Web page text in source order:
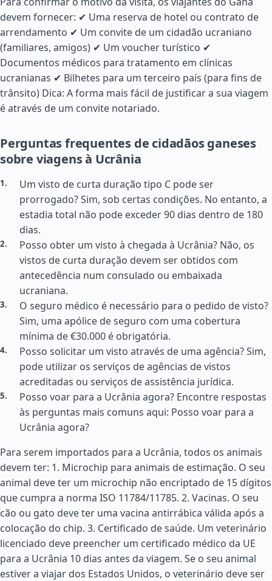
devem fornecer: ✔ Uma reserva de hotel ou contrato de
arrendamento ✔ Um convite de um cidadão ucraniano
(familiares, amigos) ✔ Um voucher turístico ✔
Documentos médicos para tratamento em clínicas
ucranianas ✔ Bilhetes para um terceiro país (para fins de
trânsito) Dica: A forma mais fácil de justificar a sua viagem
é através de um convite notariado.
Perguntas frequentes de cidadãos ganeses
sobre viagens à Ucrânia
Um visto de curta duração tipo C pode ser
prorrogado? Sim, sob certas condições. No entanto, a
estadia total não pode exceder 90 dias dentro de 180
dias.
Posso obter um visto à chegada à Ucrânia? Não, os
vistos de curta duração devem ser obtidos com
antecedência num consulado ou embaixada
ucraniana.
O seguro médico é necessário para o pedido de visto?
Sim, uma apólice de seguro com uma cobertura
mínima de €30.000 é obrigatória.
Posso solicitar um visto através de uma agência? Sim,
pode utilizar os serviços de agências de vistos
acreditadas ou serviços de assistência jurídica.
Posso voar para a Ucrânia agora? Encontre respostas
às perguntas mais comuns aqui: Posso voar para a
Ucrânia agora?
Para serem importados para a Ucrânia, todos os animais
devem ter: 1. Microchip para animais de estimação. O seu
animal deve ter um microchip não encriptado de 15 dígitos
que cumpra a norma ISO 11784/11785. 2. Vacinas. O seu
cão ou gato deve ter uma vacina antirrábica válida após a
colocação do chip. 3. Certificado de saúde. Um veterinário
licenciado deve preencher um certificado médico da UE
para a Ucrânia 10 dias antes da viagem. Se o seu animal
estiver a viajar dos Estados Unidos, o veterinário deve ser